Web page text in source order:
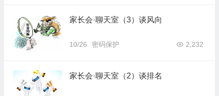
家长会·聊天室（3）谈风向
10/26 2,232
密码保护
家长会·聊天室（2）谈排名